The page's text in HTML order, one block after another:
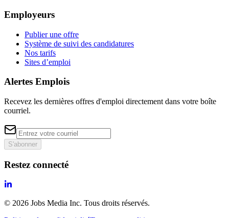
Employeurs
Publier une offre
Système de suivi des candidatures
Nos tarifs
Sites d’emploi
Alertes Emplois
Recevez les dernières offres d'emploi directement dans votre boîte
courriel.
S'abonner
Restez connecté
© 2026 Jobs Media Inc. Tous droits réservés.